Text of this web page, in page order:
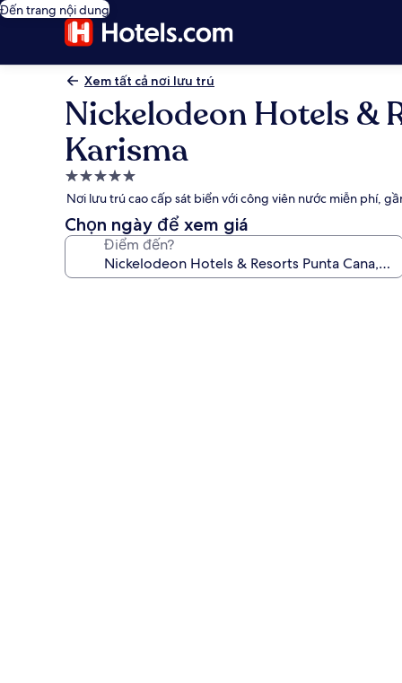
Đến trang nội dung
Xem tất cả nơi lưu trú
Nickelodeon Hotels &
Karisma
Nơi
lưu
trú
5.0
Nơi lưu trú cao cấp sát biển với công viên nước miễn phí,
Chọn ngày để xem giá
Điểm đến?